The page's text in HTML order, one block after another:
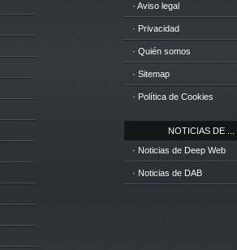
· Aviso legal
· Privacidad
· Quién somos
· Sitemap
· Política de Cookies
NOTICIAS DE ...
· Noticias de Deep Web
· Noticias de DAB